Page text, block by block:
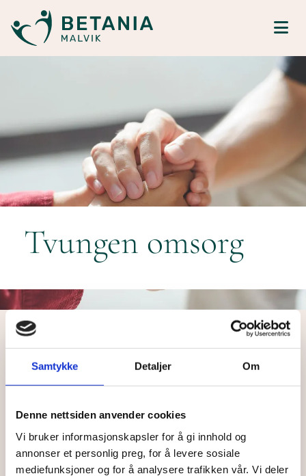
Samtykke Detaljer Om
Denne nettsiden anvender cookies
Vi bruker informasjonskapsler for å gi innhold og
annonser et personlig preg, for å levere sosiale
mediefunksjoner og for å analysere trafikken vår. Vi deler
Tvungen omsorg
Avlastningsenhet for personer
dømt til tvungen omsorg
Avlastningsenheten St.Olav er lokalisert på Betania
Malvik.
Avlastningsenheten er for personer som skal